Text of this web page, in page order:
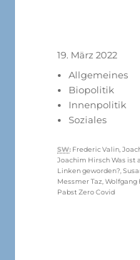
Veröffentlicht
19. März 2022
Kategorien
Allgemeines
Biopolitik
Innenpolitik
Soziales
Schlagwörter
SW: Frederic Valin ,
Joachim Hirsch Was ist
Linken geworden? ,
Messmer Taz ,Wolfgang
Pabst Zero Covid